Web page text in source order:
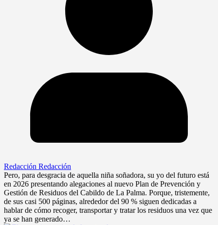
Redacción Redacción
Pero, para desgracia de aquella niña soñadora, su yo del futuro está
en 2026 presentando alegaciones al nuevo Plan de Prevención y
Gestión de Residuos del Cabildo de La Palma. Porque, tristemente,
de sus casi 500 páginas, alrededor del 90 % siguen dedicadas a
hablar de cómo recoger, transportar y tratar los residuos una vez que
ya se han generado…